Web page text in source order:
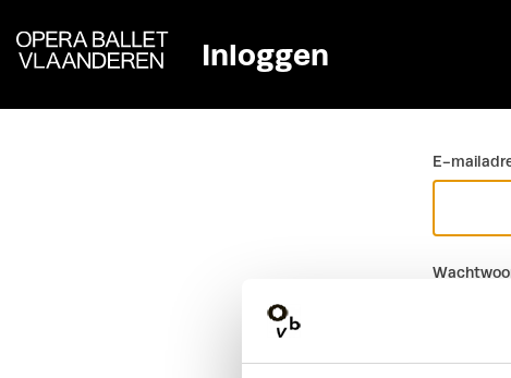
Ga terug
Inloggen
E-